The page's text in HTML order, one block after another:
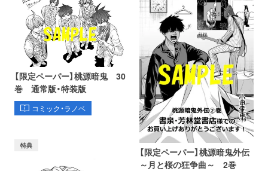
【限定ペーパー】桃源暗鬼 30
巻 通常版・特装版
コミック・ラノベ
【限定ペーパー】桃源暗鬼外伝
～月と桜の狂争曲～ 2巻
特典